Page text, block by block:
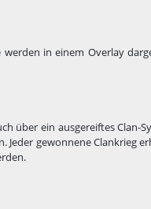
in einem Overlay
über ein ausgereiftes Clan-
gewonnene Clankrieg